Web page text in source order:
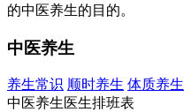
的中医养生的目的。
中医养生
养生常识 顺时养生 体质养生
中医养生医生排班表